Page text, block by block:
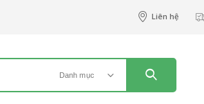
Liên hệ
Danh mục